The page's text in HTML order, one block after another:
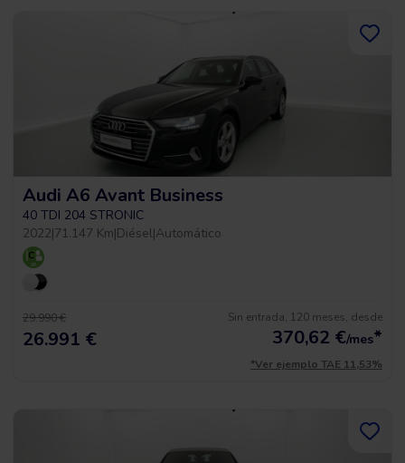
Audi A6 Avant Business
40 TDI 204 STRONIC
2022|71.147 Km|Diésel|Automático
29.990 €
26.991 €
Sin entrada, 120 meses, desde
370,62 €/mes*
*Ver ejemplo TAE 11,53%